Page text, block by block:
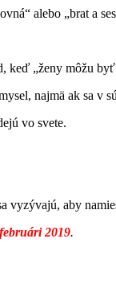
alebo „brat a
keď „ženy môžu
najmä ak sa v
vo svete.
vyzývajú, aby
februári 2019.